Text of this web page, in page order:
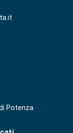
Potenza